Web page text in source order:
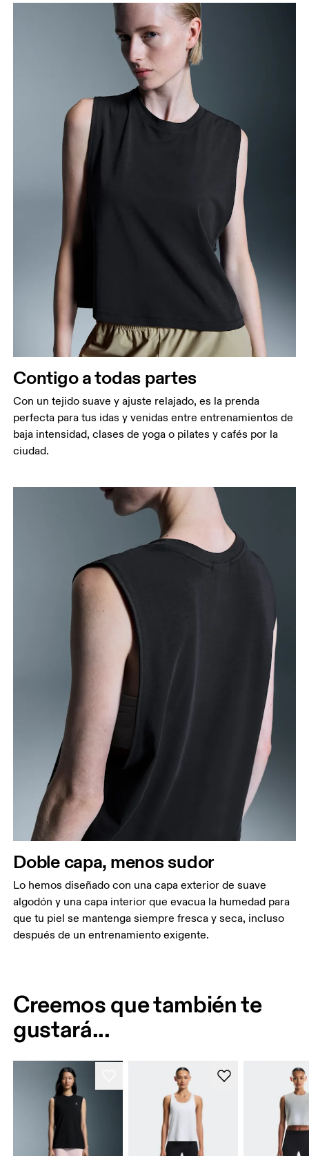
Contigo a todas partes
Con un tejido suave y ajuste relajado, es la prenda
perfecta para tus idas y venidas entre entrenamientos de
baja intensidad, clases de yoga o pilates y cafés por la
ciudad.
Doble capa, menos sudor
Lo hemos diseñado con una capa exterior de suave
algodón y una capa interior que evacua la humedad para
que tu piel se mantenga siempre fresca y seca, incluso
después de un entrenamiento exigente.
Creemos que también te
gustará...